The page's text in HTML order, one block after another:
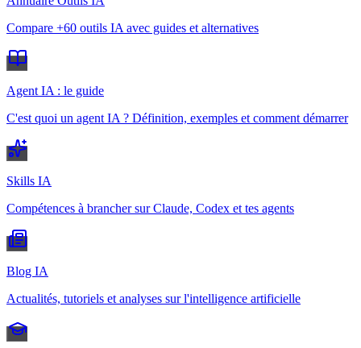
Compare +60 outils IA avec guides et alternatives
Agent IA : le guide
C'est quoi un agent IA ? Définition, exemples et comment démarrer
Skills IA
Compétences à brancher sur Claude, Codex et tes agents
Blog IA
Actualités, tutoriels et analyses sur l'intelligence artificielle